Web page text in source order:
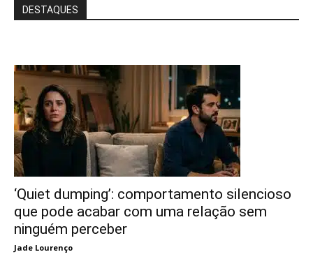
DESTAQUES
‘Quiet dumping’: comportamento silencioso
que pode acabar com uma relação sem
ninguém perceber
Jade Lourenço